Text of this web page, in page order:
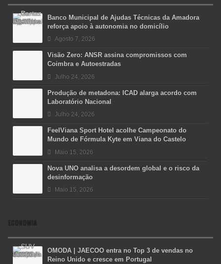
Banco Municipal de Ajudas Técnicas da Amadora
reforça apoio à autonomia no domicílio
Agosto 7, 2026
Visão Zero: ANSR assina compromissos com
Coimbra e Autoestradas
Julho 24, 2026
Produção de metadona: ICAD alarga acordo com
Laboratório Nacional
Julho 24, 2026
FeelViana Sport Hotel acolhe Campeonato do
Mundo de Fórmula Kyte em Viana do Castelo
Maio 15, 2026
Nova UNO analisa a desordem global e o risco da
desinformação
Maio 15, 2026
ECONOMIA
OMODA | JAECOO entra no Top 3 de vendas no
Reino Unido e cresce em Portugal